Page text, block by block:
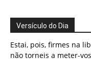
Versículo do Dia
Estai, pois, firmes na
não torneis a meter-